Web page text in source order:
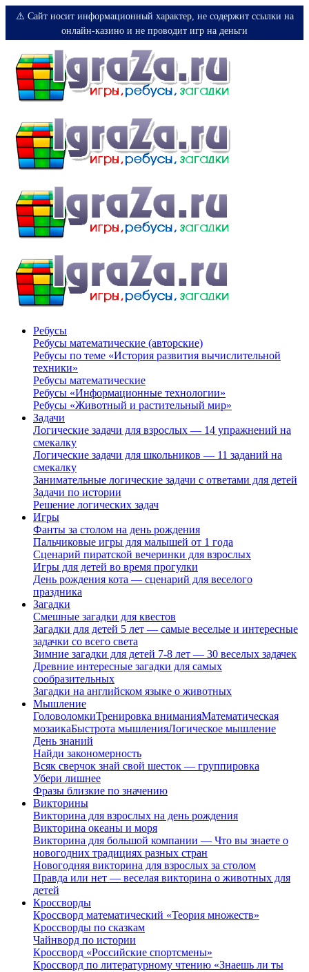
⚠️ Сайт носит информационный характер, не содержит ссылки на
онлайн-казино и не проводит игр на деньги
Ребусы
Ребусы математические (авторские)
Ребусы по теме «История развития вычислительной
техники»
Ребусы математические
Ребусы «Информационные технологии»
Ребусы «Животный и растительный мир»
Задачи
Логические задачи для взрослых — 14 упражнений на
смекалку
Логические задачи для школьников — 11 заданий на
смекалку
Занимательные логические задачи с ответами для детей
Задачи по истории
Решение логических задач
Игры
Фанты за столом на день рождения
Пальчиковые игры для малышей от 1 года
Сценарий пиратской вечеринки для взрослых
Игры для детей во время прогулки
День рождения кота — сценарий для веселого
праздника
Загадки
Смешные загадки для квестов
Загадки для детей 5 лет — самые веселые и интересные
задачки со всего света
Зимние загадки для детей 7-8 лет — 30 веселых задачек
Древние интересные загадки для самых
сообразительных
Загадки на английском языке о животных
Мышление
ГоловоломкиТренировка вниманияМатематическая
мозаикаБыстрота мышленияЛогическое мышление
День знаний
Найди закономерность
Всяк сверчок знай свой шесток — группировка
Убери лишнее
Фразы близкие по значению
Викторины
Викторина для взрослых на день рождения
Викторина океаны и моря
Викторина для большой компании — Что вы знаете о
новогодних традициях разных стран
Новогодняя викторина для взрослых за столом
Правда или нет — веселая викторина о животных для
детей
Кроссворды
Кроссворд математический «Теория множеств»
Кроссворды по сказкам
Чайнворд по истории
Кроссворд «Российские спортсмены»
Кроссворд по литературному чтению «Знаешь ли ты